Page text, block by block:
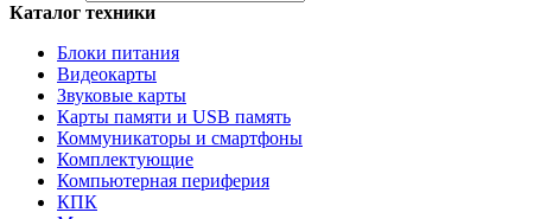
Каталог техники
Блоки питания
Видеокарты
Звуковые карты
Карты памяти и USB память
Коммуникаторы и смартфоны
Комплектующие
Компьютерная периферия
КПК